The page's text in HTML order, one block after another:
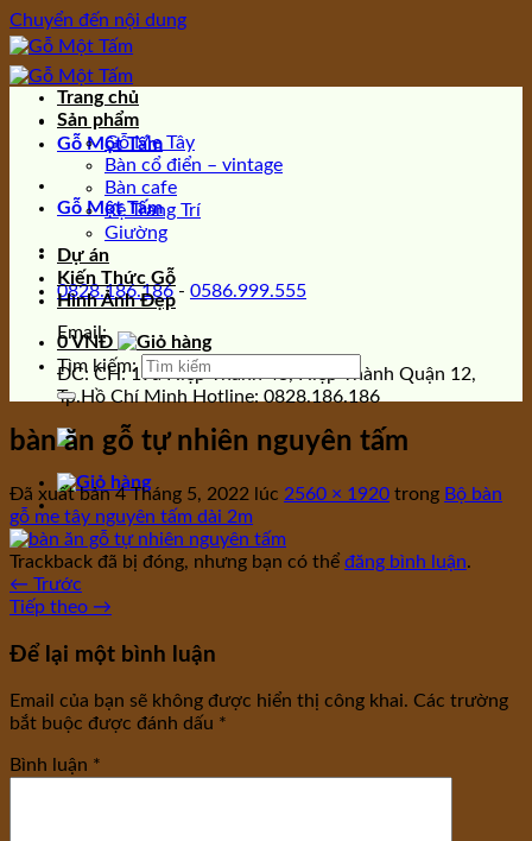
Chuyển đến nội dung
Gỗ Một Tấm
Gỗ Một Tấm
0828.186.186- 0586.999.555
Email:
ĐC: CH: 19a Hiệp Thành 43, Hiệp Thành Quận 12,
Tp.Hồ Chí Minh Hotline: 0828.186.186
Trang chủ
Sản phẩm
Gỗ Me Tây
Bàn cổ điển – vintage
Bàn cafe
Kệ Trang Trí
Giường
Dự án
Kiến Thức Gỗ
Hình Ảnh Đẹp
0VNĐ
Tìm kiếm:
bàn ăn gỗ tự nhiên nguyên tấm
Đã xuất bản4 Tháng 5, 2022 lúc 2560 × 1920 trong Bộ bàn
gỗ me tây nguyên tấm dài 2m
Trackback đã bị đóng, nhưng bạn có thể đăng bình luận.
← Trước
Tiếp theo →
Để lại một bình luận
Email của bạn sẽ không được hiển thị công khai. Các trường
bắt buộc được đánh dấu *
Bình luận *